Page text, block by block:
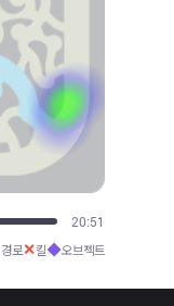
23:03
경로✕킬◆오브젝트